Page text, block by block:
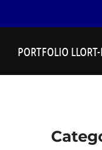
PORTFOLIO